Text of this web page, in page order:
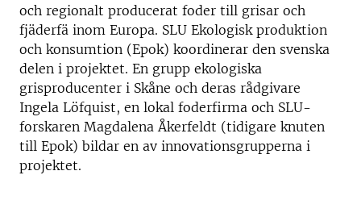
och regionalt producerat foder till grisar och
fjäderfä inom Europa. SLU Ekologisk produktion
och konsumtion (Epok) koordinerar den svenska
delen i projektet. En grupp ekologiska
grisproducenter i Skåne och deras rådgivare
Ingela Löfquist, en lokal foderfirma och SLU-
forskaren Magdalena Åkerfeldt (tidigare knuten
till Epok) bildar en av innovationsgrupperna i
projektet.